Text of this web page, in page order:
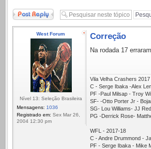
Responder
West Forum
Nível 13: Seleção Brasileira
Mensagens: 1036
Registrado em: Sex Mar 26,
2004 12:30 pm
Correção
Na rodada 17
Vila Velha Crashers
C - Serge Ibaka -Alex
PF -Paul Milsap - Troy
SF- -Otto Porter Jr -
SG- Lou Williams- JJ
PG -Derrick Rose-
WFL - 2017-18
C - Andre Drummond -
PF - Serge Ibaka - Mike